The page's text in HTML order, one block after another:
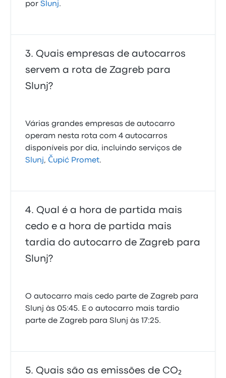
porSlunj.
Quais empresas de autocarros
servem a rota de Zagreb para
Slunj?
Várias grandes empresas de autocarro
operam nesta rota com 4 autocarros
disponíveis por dia, incluindo serviços de
Slunj, Čupić Promet.
Qual é a hora de partida mais
cedo e a hora de partida mais
tardia do autocarro de Zagreb para
Slunj?
O autocarro mais cedo parte de Zagreb para
Slunj às 05:45. E o autocarro mais tardio
parte de Zagreb para Slunj às 17:25.
Quais são as emissões de CO₂